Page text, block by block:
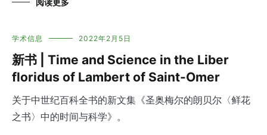
阅读更多
学术信息 2022年2月5日
新书 | Time and Science in the Liber
floridus of Lambert of Saint-Omer
关于中世纪百科全书的新文集《圣奥梅尔的朗贝尔〈鲜花
之书〉中的时间与科学》。